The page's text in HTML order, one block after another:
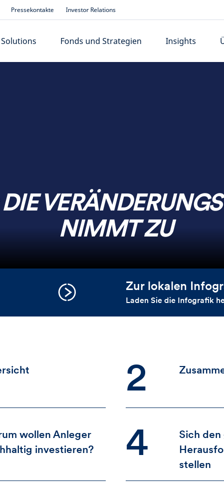
Pressekontakte Investor Relations
Solutions Fonds und Strategien Insights
NIMMT ZU
Zur lokalen
Laden Sie die Infografik
2
wollen Anleger
investieren?
4
Sich den
stellen